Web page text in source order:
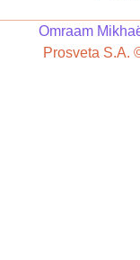
Omraam
Prosveta S.A.